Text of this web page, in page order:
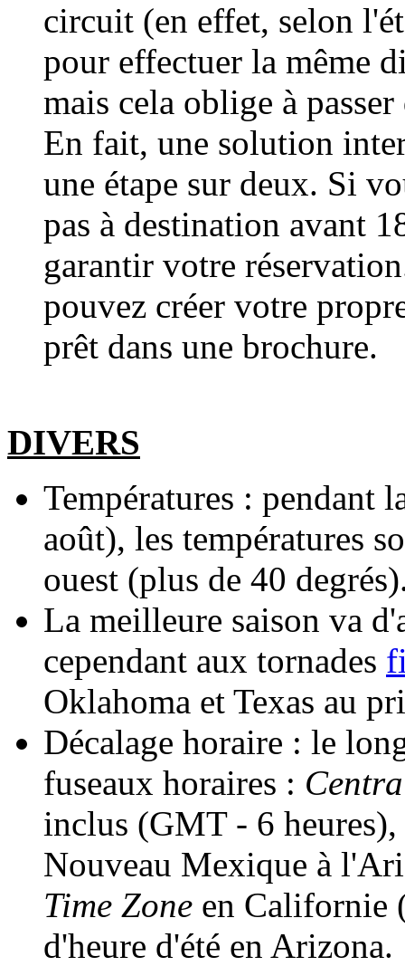
circuit (en effet, selon
pour effectuer la même
mais cela oblige à
En fait, une solution
une étape sur deux. Si
pas à destination avant
garantir votre
pouvez créer votre
prêt dans une brochure.
DIVERS
Températures : pendant
août), les températures
ouest (plus de 40
La meilleure saison va
cependant aux tornades
Oklahoma et Texas au
Décalage horaire : le
fuseaux horaires :
inclus (GMT - 6 heures),
Nouveau Mexique à
Time Zone en Californie
d'heure d'été en Arizona.